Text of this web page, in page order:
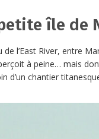
île de
de l’East River, entre
à peine… mais
d’un chantier